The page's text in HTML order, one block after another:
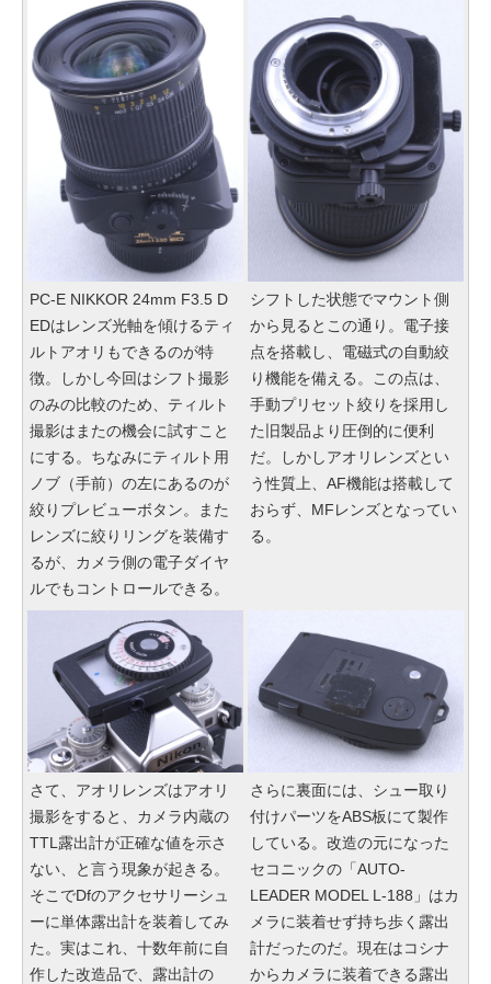
PC-E NIKKOR 24mm F3.5 D
EDはレンズ光軸を傾けるティ
ルトアオリもできるのが特
徴。しかし今回はシフト撮影
のみの比較のため、ティルト
撮影はまたの機会に試すこと
にする。ちなみにティルト用
ノブ（手前）の左にあるのが
絞りプレビューボタン。また
レンズに絞りリングを装備す
るが、カメラ側の電子ダイヤ
ルでもコントロールできる。
シフトした状態でマウント側
から見るとこの通り。電子接
点を搭載し、電磁式の自動絞
り機能を備える。この点は、
手動プリセット絞りを採用し
た旧製品より圧倒的に便利
だ。しかしアオリレンズとい
う性質上、AF機能は搭載して
おらず、MFレンズとなってい
る。
さて、アオリレンズはアオリ
撮影をすると、カメラ内蔵の
TTL露出計が正確な値を示さ
ない、と言う現象が起きる。
そこでDfのアクセサリーシュ
ーに単体露出計を装着してみ
た。実はこれ、十数年前に自
作した改造品で、露出計の
さらに裏面には、シュー取り
付けパーツをABS板にて製作
している。改造の元になった
セコニックの「AUTO-
LEADER MODEL L-188」はカ
メラに装着せず持ち歩く露出
計だったのだ。現在はコシナ
からカメラに装着できる露出